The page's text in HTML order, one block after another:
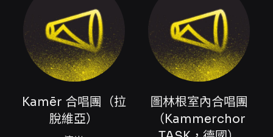
亞的 Kamēr 合唱團與來自德國的圖林根室內合
唱團（Kammerchor TASK）。本場演出為國際
合唱交流的一次重要呈現，觀眾可在國家音樂廳
的場域中，體驗不同文化背景下的合唱詮釋與聲
響特色。Kamēr 與 Kammerchor TASK 皆代表
各自國家的合唱實力與美學，透過同台演出，呈
現跨國合唱語彙的對話與互補。對於關注合唱音
樂發展、合唱詮釋差異以及國際合唱團演出風格
的聽眾，此場音樂會具有高度觀賞與學習價值。
本場演出定位為慈善音樂會，作為台北國際合唱
Kamēr 合唱團（拉
脫維亞）
圖林根室內合唱團
（Kammerchor